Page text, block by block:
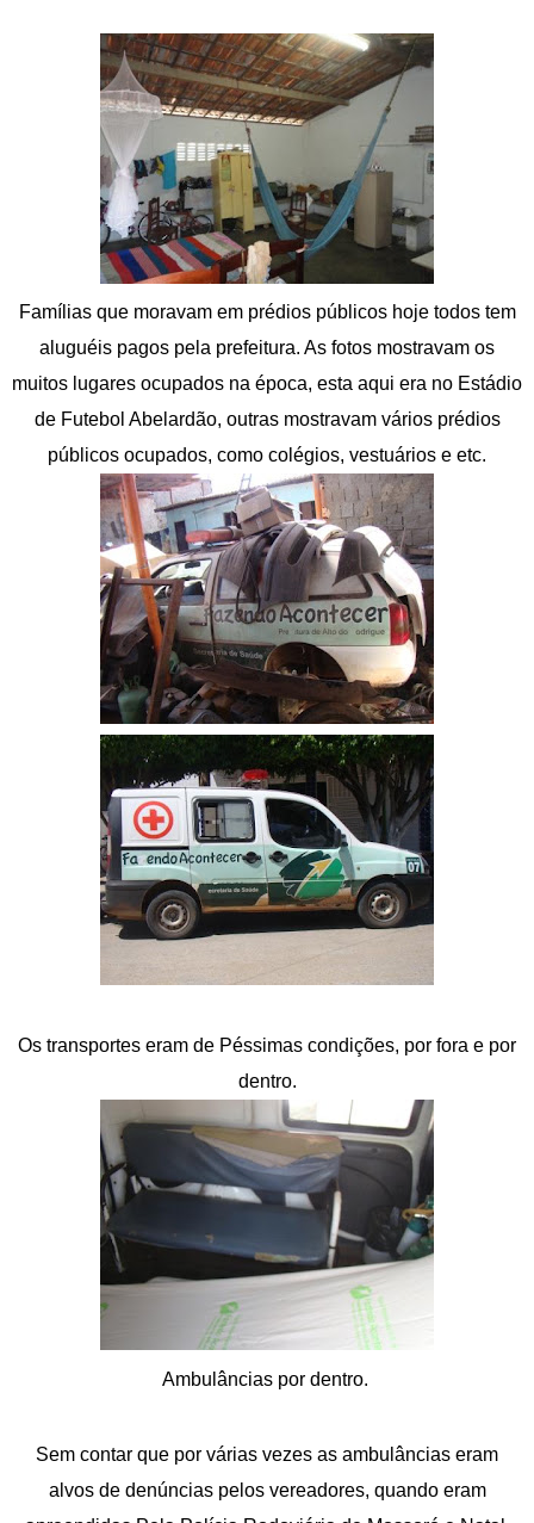
Famílias que moravam em prédios públicos hoje todos tem
aluguéis pagos pela prefeitura. As fotos mostravam os
muitos lugares ocupados na época, esta aqui era no Estádio
de Futebol Abelardão, outras mostravam vários prédios
públicos ocupados, como colégios, vestuários e etc.
Os transportes eram de Péssimas condições, por fora e por
dentro.
Ambulâncias por dentro.
Sem contar que por várias vezes as ambulâncias eram
alvos de denúncias pelos vereadores, quando eram